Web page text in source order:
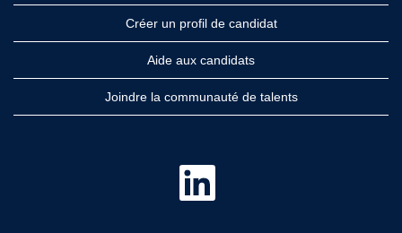
Créer un profil de candidat
Aide aux candidats
Joindre la communauté de talents
S
u